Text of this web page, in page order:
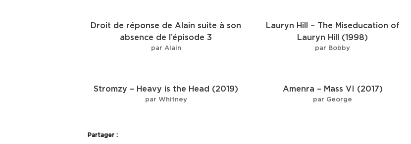
Droit de réponse de Alain suite à son
absence de l’épisode 3
par Alain
Lauryn Hill – The Miseducation of
Lauryn Hill (1998)
par Bobby
Stromzy – Heavy is the Head (2019)
par Whitney
Amenra – Mass VI (2017)
par George
Partager :